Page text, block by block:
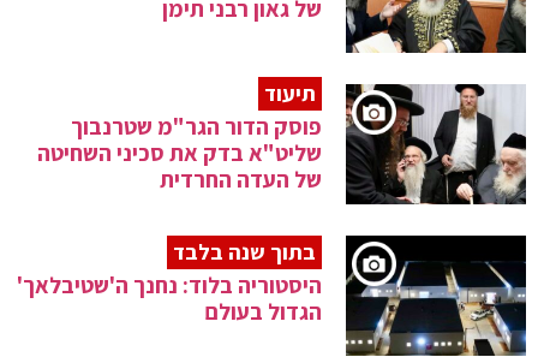
של גאון רבני תימן
תיעוד
פוסק הדור הגר"מ שטרנבוך
שליט"א בדק את סכיני השחיטה
של העדה החרדית
בתוך שנה בלבד
היסטוריה בלוד: נחנך ה'שטיבלאך'
הגדול בעולם